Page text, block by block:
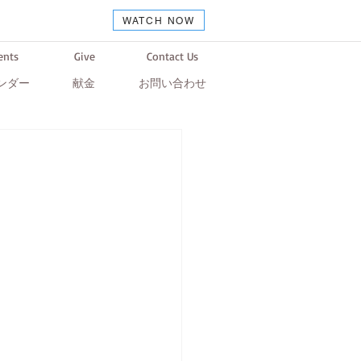
WATCH NOW
ダー
Give
献金
Contact Us
お問い合わせ